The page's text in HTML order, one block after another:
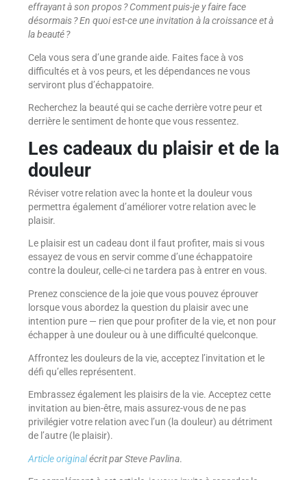
effrayant à son propos ? Comment puis-je y faire face
désormais ? En quoi est-ce une invitation à la croissance et à
la beauté ?
Cela vous sera d’une grande aide. Faites face à vos
difficultés et à vos peurs, et les dépendances ne vous
serviront plus d’échappatoire.
Recherchez la beauté qui se cache derrière votre peur et
derrière le sentiment de honte que vous ressentez.
Les cadeaux du plaisir et de la
douleur
Réviser votre relation avec la honte et la douleur vous
permettra également d’améliorer votre relation avec le
plaisir.
Le plaisir est un cadeau dont il faut profiter, mais si vous
essayez de vous en servir comme d’une échappatoire
contre la douleur, celle-ci ne tardera pas à entrer en vous.
Prenez conscience de la joie que vous pouvez éprouver
lorsque vous abordez la question du plaisir avec une
intention pure — rien que pour profiter de la vie, et non pour
échapper à une douleur ou à une difficulté quelconque.
Affrontez les douleurs de la vie, acceptez l’invitation et le
défi qu’elles représentent.
Embrassez également les plaisirs de la vie. Acceptez cette
invitation au bien-être, mais assurez-vous de ne pas
privilégier votre relation avec l’un (la douleur) au détriment
de l’autre (le plaisir).
Article originalécrit par Steve Pavlina.